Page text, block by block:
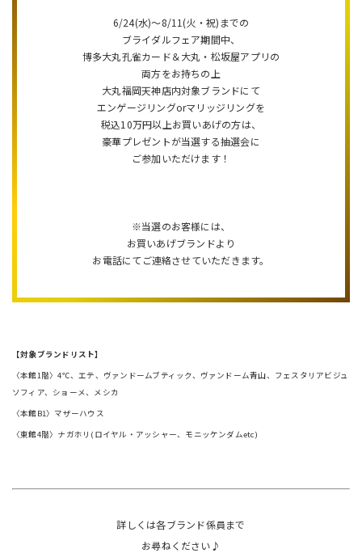
6/24(水)～8/11(火・祝)までの
ブライダルフェア期間中、
博多大丸孔雀カード＆大丸・松坂屋アプリの
両方をお持ちの上
大丸福岡天神店内対象ブランドにて
エンゲージリングorマリッジリングを
税込10万円以上お買いあげの方は、
豪華プレゼントが当選する抽選会に
ご参加いただけます！
※当選のお客様には、
お買いあげブランドより
お電話にてご連絡させていただきます。
【対象ブランドリスト】
〈本館1階〉4℃、エテ、ヴァンドームブティック、ヴァンドーム青山、フェスタリアビジュ
ソフィア、ショーメ、メシカ
〈本館B1〉マザーハウス
〈東館4階〉ナガホリ(ロイヤル・アッシャー、モニッケンダムetc)
詳しくは各ブランド係員まで
お尋ねください♪